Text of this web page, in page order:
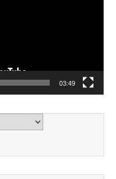
03:49